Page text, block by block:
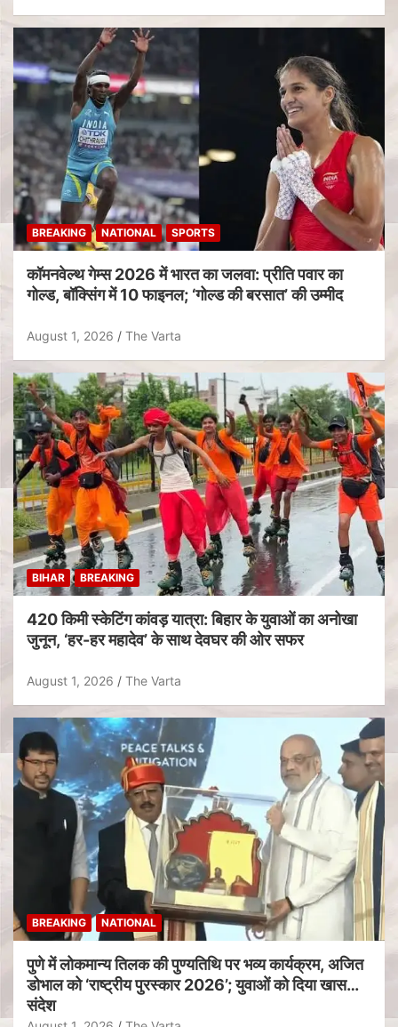
BREAKING NATIONAL SPORTS
कॉमनवेल्थ गेम्स 2026 में भारत का जलवा: प्रीति पवार का
गोल्ड, बॉक्सिंग में 10 फाइनल; ‘गोल्ड की बरसात’ की उम्मीद
August 1, 2026 The Varta
BIHAR BREAKING
420 किमी स्केटिंग कांवड़ यात्रा: बिहार के युवाओं का अनोखा
जुनून, ‘हर-हर महादेव’ के साथ देवघर की ओर सफर
August 1, 2026 The Varta
BREAKING NATIONAL
पुणे में लोकमान्य तिलक की पुण्यतिथि पर भव्य कार्यक्रम, अजित
डोभाल को ‘राष्ट्रीय पुरस्कार 2026’; युवाओं को दिया खास
संदेश